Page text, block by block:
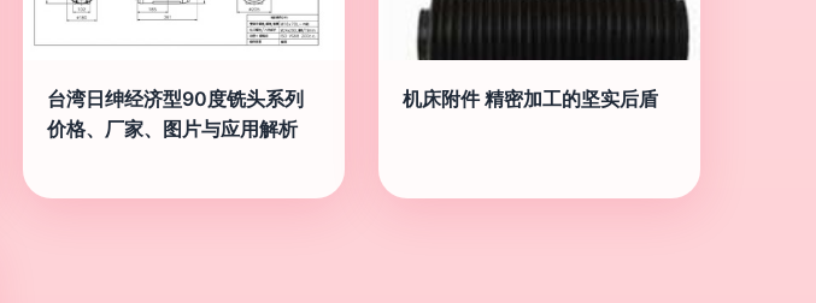
台湾日绅经济型90度铣头系列
价格、厂家、图片与应用解析
机床附件 精密加工的坚实后盾